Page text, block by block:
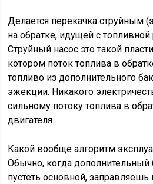
Делается перекачка струйным
на обратке, идущей с
Струйный насос это такой
котором поток топлива в
топливо из дополнительного
эжекции. Никакого
сильному потоку топлива в
двигателя.
Какой вообще алгоритм
Обычно, когда дополнительный
пустеть основной,